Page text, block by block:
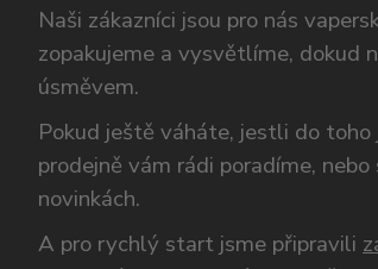
Naši zákazníci jsou pro nás
zopakujeme a vysvětlíme, dokud
úsměvem.
Pokud ještě váháte, jestli do
prodejně vám rádi poradíme,
novinkách.
A pro rychlý start jsme připravili